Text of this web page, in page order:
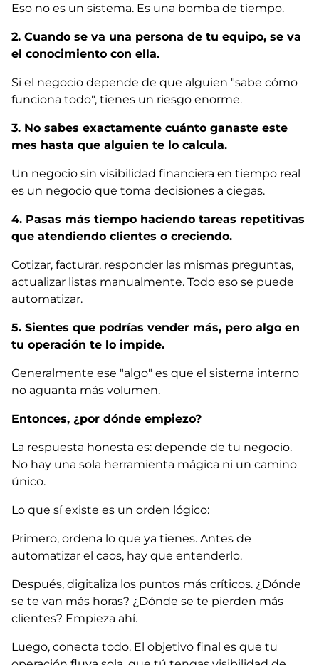
Eso no es un sistema. Es una bomba de tiempo.
2. Cuando se va una persona de tu equipo, se va
el conocimiento con ella.
Si el negocio depende de que alguien "sabe cómo
funciona todo", tienes un riesgo enorme.
3. No sabes exactamente cuánto ganaste este
mes hasta que alguien te lo calcula.
Un negocio sin visibilidad financiera en tiempo real
es un negocio que toma decisiones a ciegas.
4. Pasas más tiempo haciendo tareas repetitivas
que atendiendo clientes o creciendo.
Cotizar, facturar, responder las mismas preguntas,
actualizar listas manualmente. Todo eso se puede
automatizar.
5. Sientes que podrías vender más, pero algo en
tu operación te lo impide.
Generalmente ese "algo" es que el sistema interno
no aguanta más volumen.
Entonces, ¿por dónde empiezo?
La respuesta honesta es: depende de tu negocio.
No hay una sola herramienta mágica ni un camino
único.
Lo que sí existe es un orden lógico:
Primero, ordena lo que ya tienes. Antes de
automatizar el caos, hay que entenderlo.
Después, digitaliza los puntos más críticos. ¿Dónde
se te van más horas? ¿Dónde se te pierden más
clientes? Empieza ahí.
Luego, conecta todo. El objetivo final es que tu